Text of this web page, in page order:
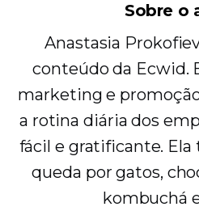
Sobre o
Anastasia
conteúdo da Ecwid.
marketing e
a rotina diária dos
fácil e gratificante.
queda por gatos,
kombuchá